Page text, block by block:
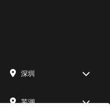
深圳
芜湖